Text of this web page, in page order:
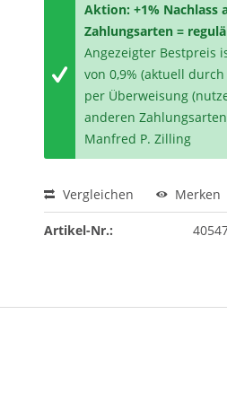
Aktion: +1% Nachlass
Zahlungsarten =
Angezeigter Bestpreis
von 0,9% (aktuell
per Überweisung
anderen
Manfred P. Zilling
Vergleichen Merken
Artikel-Nr.: